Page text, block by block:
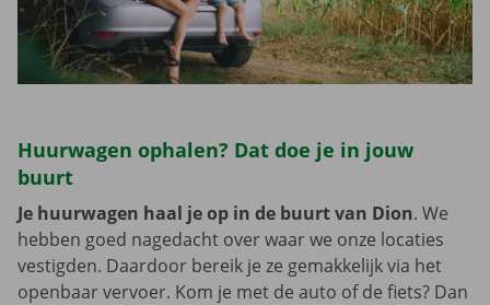
Huurwagen ophalen? Dat doe je in jouw
buurt
Je huurwagen haal je op in de buurt van Dion. We
hebben goed nagedacht over waar we onze locaties
vestigden. Daardoor bereik je ze gemakkelijk via het
openbaar vervoer. Kom je met de auto of de fiets? Dan